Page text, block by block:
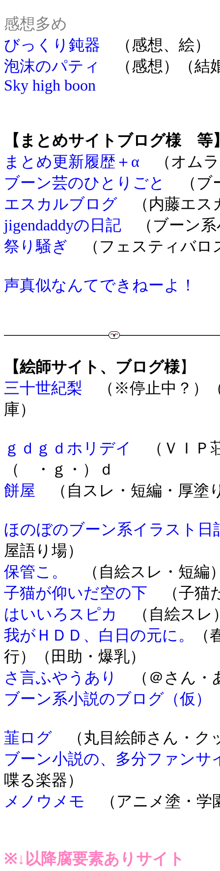
感想多め
びっくり鈍器 （感想、絵）
泡沫のパティ
（感想）（結
Sky high boon
【まとめサイトブログ様 等
まとめ更新履歴＋α （オムラ
ブーン芸のひとりごと
（ブ
エスカルブログ （内藤エス
jigendaddyの日記 （ブーン系
祭り騒ぎ （フェスティバロ
声真似なんてできねーよ！
【絵師サイト、ブログ様】
三十世紀梨 （※停止中？）
庫）
ｇｄｇｄホリデイ
（ＶＩＰ
（ ・ｇ・）ｄ
餅屋 （自スレ・短編・厚塗
ほのぼのブーン系イラスト日
屋語り場）
保管こ。
（自絵スレ・短編
子猫が仰いだ空の下 （子猫
はいいろスピカ
（自絵スレ
我がＨＤＤ、白日の元に。
行）（田助・爆乳）
さ言ふやうあり
（＠さん・
ブーン系小説のブログ（仮）
韮ログ （丸目絵師さん・ク
ブーン小説の、多分ファンサ
喋る楽器）
メノウメモ （アニメ塗・学
※↓以降腐要素ありサイト